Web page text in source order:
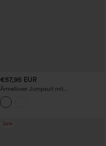
€57,95 EUR
Ärmelloser Jumpsuit mit
kontrastierender Spitze für
Brautjungfern und Hochzeitsgäste mit
Taschen – Kinderleicht
Sale